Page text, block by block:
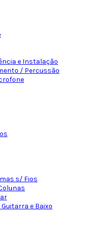
e Instalação
/ Percussão
s/ Fios
e Baixo